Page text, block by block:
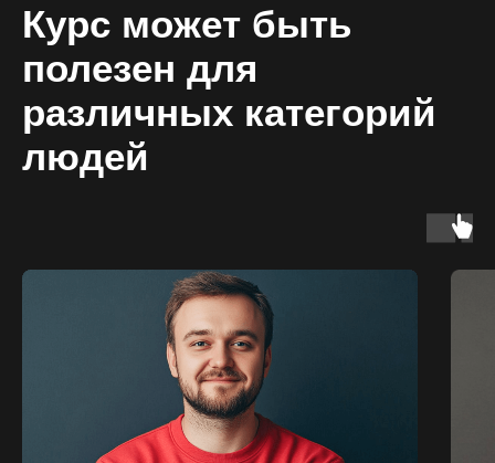
Курс может быть
полезен для
различных категорий
людей